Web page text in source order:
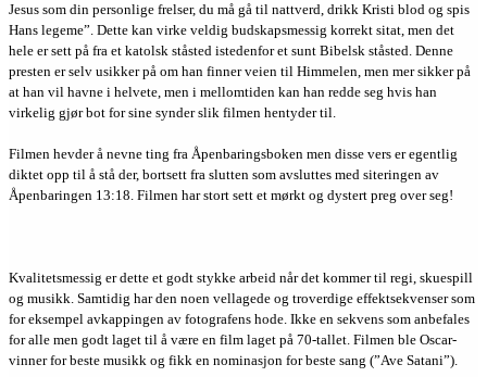
Jesus som din personlige frelser, du må gå til nattverd, drikk Kristi blod og spis
Hans legeme”. Dette kan virke veldig budskapsmessig korrekt sitat, men det
hele er sett på fra et katolsk ståsted istedenfor et sunt Bibelsk ståsted. Denne
presten er selv usikker på om han finner veien til Himmelen, men mer sikker på
at han vil havne i helvete, men i mellomtiden kan han redde seg hvis han
virkelig gjør bot for sine synder slik filmen hentyder til.
Filmen hevder å nevne ting fra Åpenbaringsboken men disse vers er egentlig
diktet opp til å stå der, bortsett fra slutten som avsluttes med siteringen av
Åpenbaringen 13:18. Filmen har stort sett et mørkt og dystert preg over seg!
Kvalitetsmessig er dette et godt stykke arbeid når det kommer til regi, skuespill
og musikk. Samtidig har den noen vellagede og troverdige effektsekvenser som
for eksempel avkappingen av fotografens hode. Ikke en sekvens som anbefales
for alle men godt laget til å være en film laget på 70-tallet. Filmen ble Oscar-
vinner for beste musikk og fikk en nominasjon for beste sang (”Ave Satani”).